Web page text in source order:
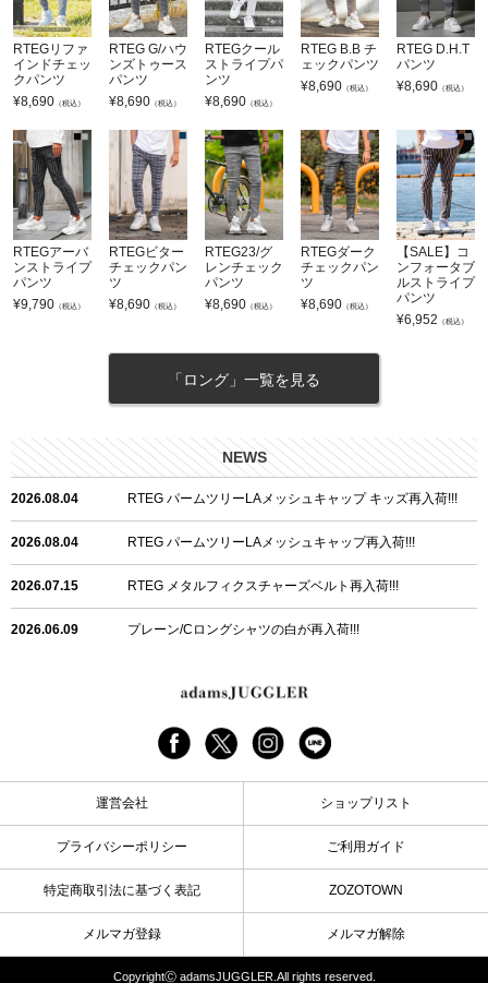
RTEGリファ
インドチェッ
クパンツ
¥8,690 （税込）
RTEG G/ハウ
ンズトゥース
パンツ
¥8,690 （税込）
RTEGクール
ストライプパ
ンツ
¥8,690 （税込）
RTEG B.B チ
ェックパンツ
¥8,690 （税込）
RTEG D.H.T
パンツ
¥8,690 （税込）
RTEGアーバ
ンストライプ
パンツ
¥9,790 （税込）
RTEGビター
チェックパン
ツ
¥8,690 （税込）
RTEG23/グ
レンチェック
パンツ
¥8,690 （税込）
RTEGダーク
チェックパン
ツ
¥8,690 （税込）
【SALE】コ
ンフォータブ
ルストライプ
パンツ
¥6,952 （税込）
「ロング」一覧を見る
NEWS
2026.08.04 RTEG パームツリーLAメッシュキャップ キッズ再入荷!!!
2026.08.04 RTEG パームツリーLAメッシュキャップ再入荷!!!
2026.07.15 RTEG メタルフィクスチャーズベルト再入荷!!!
2026.06.09 プレーン/Cロングシャツの白が再入荷!!!
24/フリンジデニムロングパンツ再入荷!!!
G/グレーペイントデニムロングパンツ再入荷!!!
2026.04.23 I.W.D.Rデニムロングパンツ再入荷!!!
2026.04.23 ケミカルブラックデニムロングパンツ再入荷!!!
RTEG R.S&Dデニムロングパンツ再入荷!!!
RTEGO.Eショルダーバッグ入荷!!!
運営会社 ショップリスト
プライバシーポリシー ご利用ガイド
特定商取引法に基づく表記 ZOZOTOWN
メルマガ登録 メルマガ解除
CopyrightⒸ adamsJUGGLER.All rights reserved.